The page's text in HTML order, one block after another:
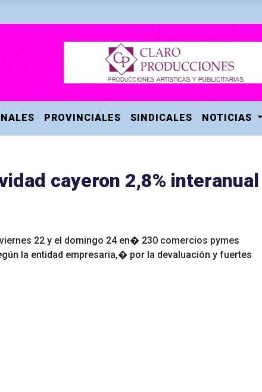
PROVINCIALES SINDICALES NOTICIAS
cayeron 2,8% interanual
22 y el domingo 24 en� 230 comercios pymes
la entidad empresaria,� por la devaluación y fuertes